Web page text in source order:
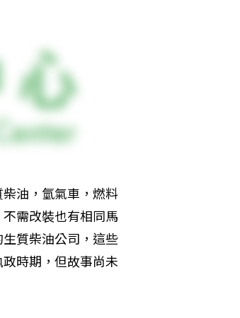
油，氫氣車，燃料
需改裝也有相同馬
質柴油公司，這些
時期，但故事尚未